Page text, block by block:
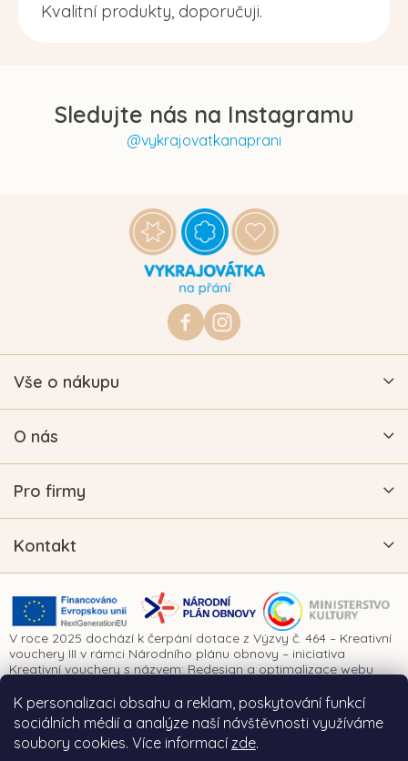
K personalizaci obsahu a reklam, poskytování funkcí
sociálních médií a analýze naší návštěvnosti využíváme
soubory cookies. Více informací zde.
Kvalitní produkty, doporučuji.
Sledujte nás na Instagramu
@vykrajovatkanaprani
https://www.facebook.com/
vykrajovatkanaprani.cz
Vše o nákupu
O nás
Pro firmy
Kontakt
V roce 2025 dochází k čerpání dotace z Výzvy č. 464 – Kreativní
vouchery III v rámci Národního plánu obnovy – iniciativa
Kreativní vouchery s názvem: Redesign a optimalizace webu
spoluúčasti Evropské unie prostřednictvím Národního plánu
obnovy a Ministerstva kultury České republiky.